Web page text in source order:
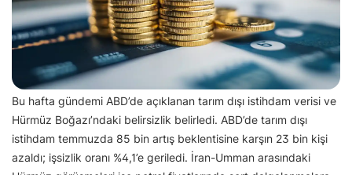
Bu hafta gündemi ABD’de açıklanan tarım dışı istihdam verisi ve
Hürmüz Boğazı’ndaki belirsizlik belirledi. ABD’de tarım dışı
istihdam temmuzda 85 bin artış beklentisine karşın 23 bin kişi
azaldı; işsizlik oranı %4,1’e geriledi. İran-Umman arasındaki